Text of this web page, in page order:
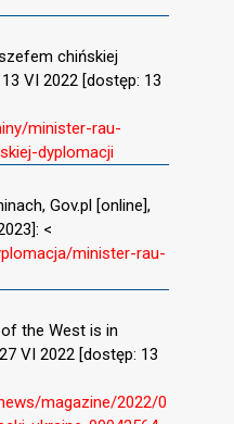
chińskiej
VI 2022 [dostęp: 13
minister-rau-
dyplomacji
Gov.pl [online],
<
minister-rau-
the West is in
VI 2022 [dostęp: 13
magazine/2022/0